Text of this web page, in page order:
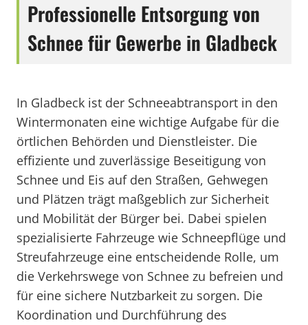
Professionelle Entsorgung von
Schnee für Gewerbe in Gladbeck
In Gladbeck ist der Schneeabtransport in den
Wintermonaten eine wichtige Aufgabe für die
örtlichen Behörden und Dienstleister. Die
effiziente und zuverlässige Beseitigung von
Schnee und Eis auf den Straßen, Gehwegen
und Plätzen trägt maßgeblich zur Sicherheit
und Mobilität der Bürger bei. Dabei spielen
spezialisierte Fahrzeuge wie Schneepflüge und
Streufahrzeuge eine entscheidende Rolle, um
die Verkehrswege von Schnee zu befreien und
für eine sichere Nutzbarkeit zu sorgen. Die
Koordination und Durchführung des